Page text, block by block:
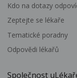
Kdo na dotazy
Zeptejte se lékaře
Tematické poradny
Odpovědi lékařů
Společnost